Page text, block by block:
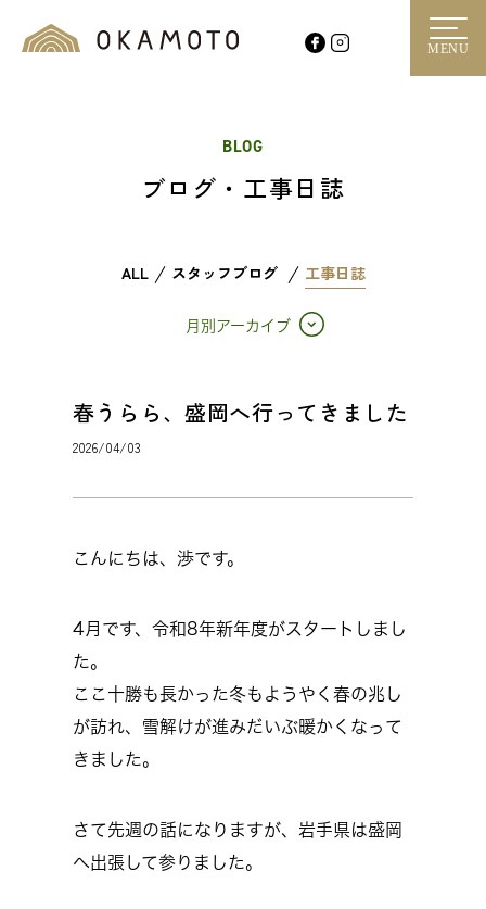
MENU
BLOG
ブログ・工事日誌
ALL スタッフブログ 工事日誌
月別アーカイブ
春うらら、盛岡へ行ってきました
2026/04/03
こんにちは、渉です。
4月です、令和8年新年度がスタートしまし
た。
ここ十勝も長かった冬もようやく春の兆し
が訪れ、雪解けが進みだいぶ暖かくなって
きました。
さて先週の話になりますが、岩手県は盛岡
へ出張して参りました。